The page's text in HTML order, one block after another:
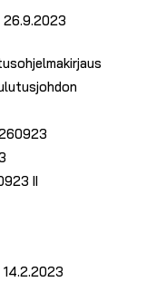
II